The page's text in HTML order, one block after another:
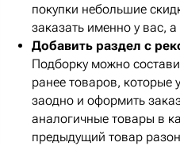
покупки небольшие
заказать именно у вас, а
Добавить раздел с
Подборку можно
ранее товаров, которые
заодно и оформить
аналогичные товары в
предыдущий товар